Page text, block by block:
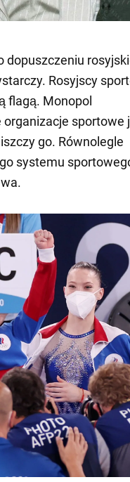
dopuszczeniu
Rosyjscy
flagą. Monopol
sportowe
go. Równolegle
systemu